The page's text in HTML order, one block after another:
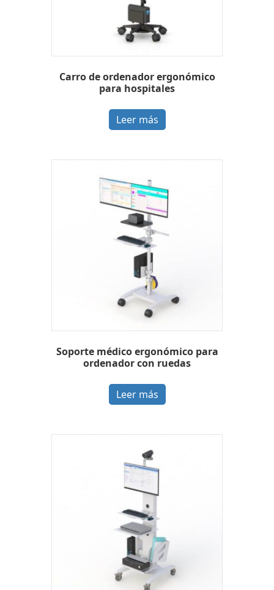
Carro de ordenador ergonómico
para hospitales
Leer más
Soporte médico ergonómico para
ordenador con ruedas
Leer más